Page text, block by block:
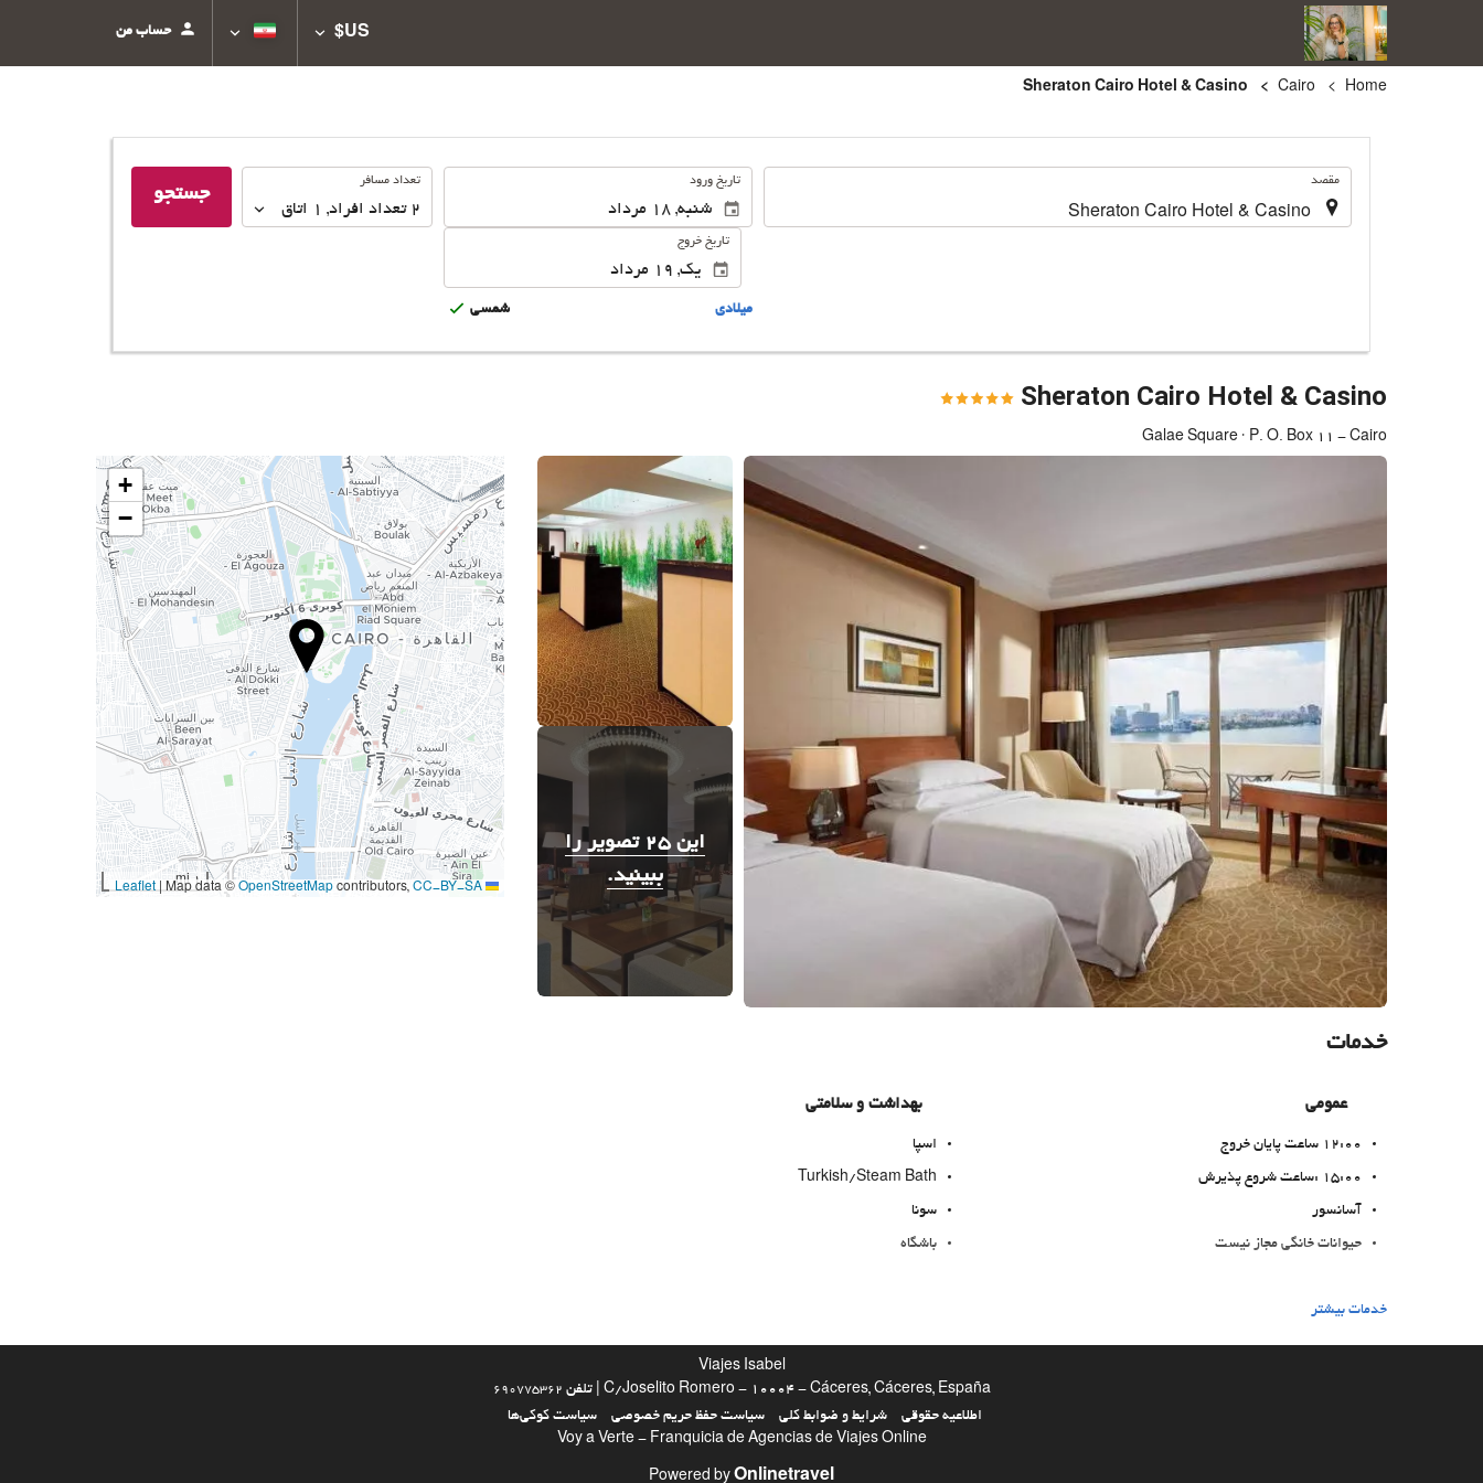
US$ حساب من
Home
Cairo
مقصد تاریخ ورود
تاریخ خروج
ميلادى شمسى
تعداد
تعداد مسافر
2 تعداد افراد ,
1 اتاق
جستجو
Sheraton Cairo Hotel & Casino
Galae Square · P. O. Box 11 - Cairo
این 25 تصویر را
ببینید.
خدمات
عمومی
12:00 ساعت پایان خروج
15:00 :ساعت شروع پذیرش
آسانسور
حیوانات خانگی مجاز نیست
بهداشت و سلامتی
اسپا
Turkish/Steam Bath
سونا
باشگاه
غذا و نوشیدنی
رستوران آلاکارته استخر
Kids' Pool
اوقات فراغت و خانواده
خدمات بیشتر
+
−
1 mi
|Map data © OpenStreetMap contributors, CC-BY-SA
Viajes Isabel
C/Joselito Romero - 10004 - Cáceres, Cáceres, España | تلفن
690775362
اطلاعیه حقوقی شرایط و ضوابط کلی سیاست حفظ حریم خصوصی
سیاست کوکی‌ها
Voy a Verte - Franquicia de Agencias de Viajes Online
Powered by Onlinetravel